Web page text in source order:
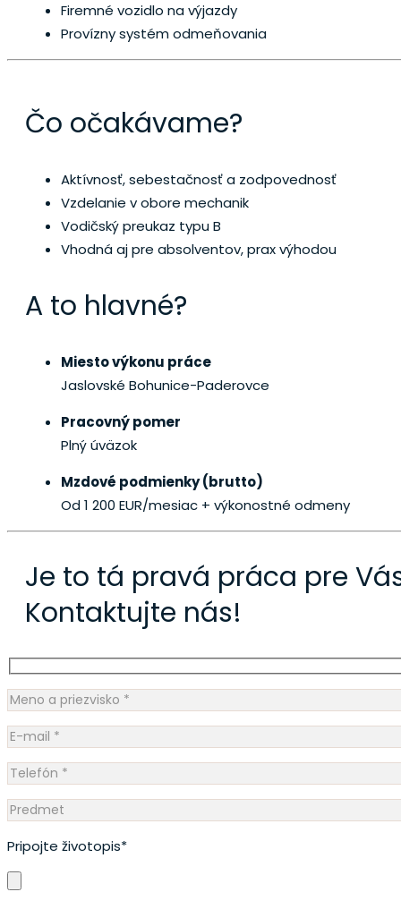
Firemné vozidlo na výjazdy
Provízny systém odmeňovania
Čo očakávame?
Aktívnosť, sebestačnosť a zodpovednosť
Vzdelanie v obore mechanik
Vodičský preukaz typu B
Vhodná aj pre absolventov, prax výhodou
A to hlavné?
Miesto výkonu práce
Jaslovské Bohunice-Paderovce
Pracovný pomer
Plný úväzok
Mzdové podmienky (brutto)
Od 1 200 EUR/mesiac + výkonostné odmeny
Je to tá pravá práca pre
Kontaktujte nás!
Pripojte životopis*